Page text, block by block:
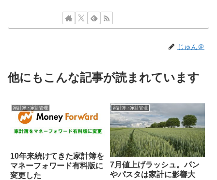
じゅん＠
他にもこんな記事が読まれています
家計簿・家計管理
10年来続けてきた家計簿を
マネーフォワード有料版に
変更した
家計簿・家計管理
7月値上げラッシュ。パン
やパスタは家計に影響大